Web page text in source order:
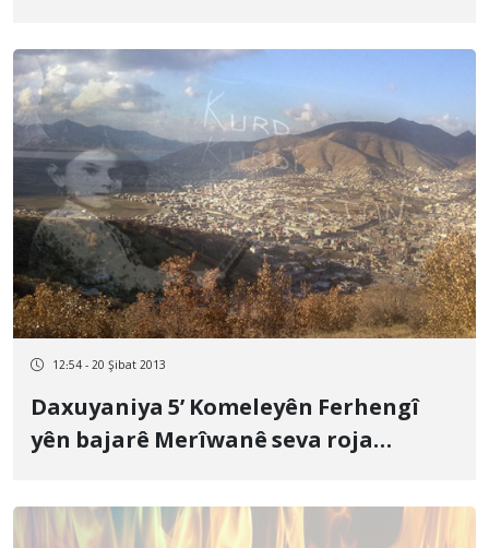
12:54 - 20 Şibat 2013
Daxuyaniya 5’ Komeleyên Ferhengî
yên bajarê Merîwanê seva roja